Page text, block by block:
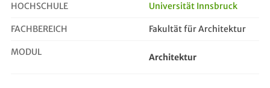
HOCHSCHULE Universität Innsbruck
FACHBEREICH Fakultät für Architektur
MODUL Architektur